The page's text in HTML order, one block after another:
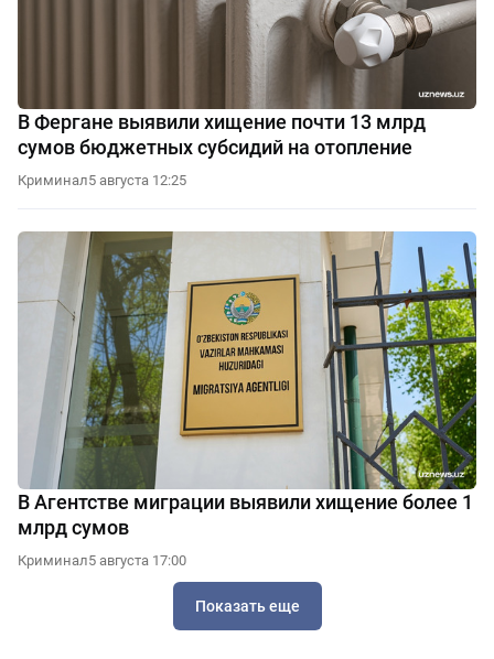
В Фергане выявили хищение почти 13 млрд
сумов бюджетных субсидий на отопление
Криминал5 августа 12:25
В Агентстве миграции выявили хищение более 1
млрд сумов
Криминал5 августа 17:00
Показать еще